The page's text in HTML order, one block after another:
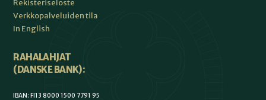
Rekisteriseloste
Verkkopalveluiden tila
In English
RAHALAHJAT
(DANSKE BANK):
IBAN: FI13 8000 1500 7791 95